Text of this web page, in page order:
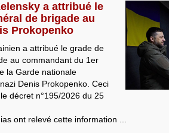
a attribué le
de brigade au
Prokopenko
a attribué le grade de
au commandant du 1er
la Garde nationale
Denis Prokopenko. Ceci
décret n°195/2026 du 25
ont relevé cette information ...